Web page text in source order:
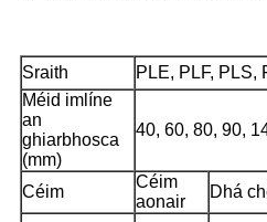
Sraith
PLE, PLF, PLS,
Méid imlíne
an
ghiarbhosca
(mm)
40, 60, 80, 90,
Céim
Céim
aonair
Dhá